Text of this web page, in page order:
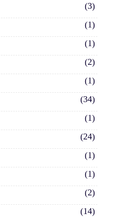
(3)
(1)
(1)
(2)
(1)
(34)
(1)
(24)
(1)
(1)
(2)
(14)